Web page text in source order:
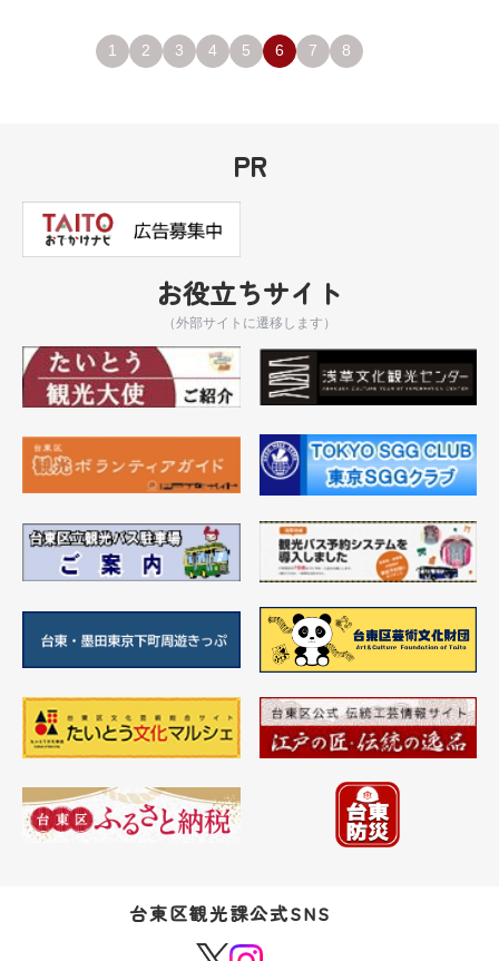
1 2 3 4 5 6 7 8
PR
お役立ちサイト
（外部サイトに遷移します）
台東区観光課公式SNS